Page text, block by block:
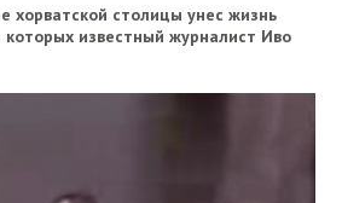
хорватской столицы унес жизнь
которых известный журналист Иво